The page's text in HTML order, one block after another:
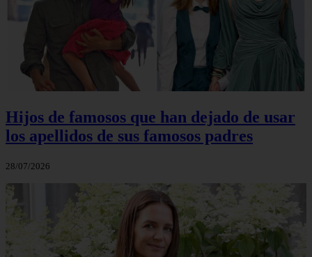
Hijos de famosos que han dejado de usar
los apellidos de sus famosos padres
28/07/2026